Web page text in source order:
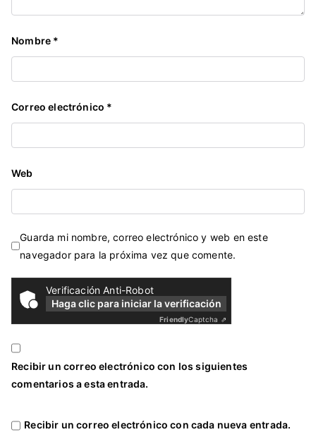
Nombre *
Correo electrónico *
Web
Guarda mi nombre, correo electrónico y web en este
navegador para la próxima vez que comente.
Verificación Anti-Robot
Haga clic para iniciar la verificación
FriendlyCaptcha ⇗
Recibir un correo electrónico con los siguientes
comentarios a esta entrada.
Recibir un correo electrónico con cada nueva entrada.